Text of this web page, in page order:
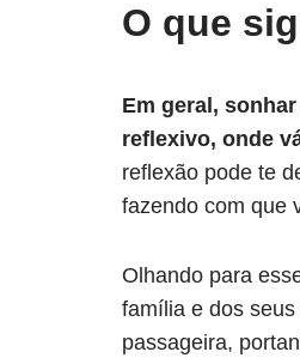
O que
Em geral,
reflexivo, onde
reflexão pode te
fazendo com que
Olhando para
família e dos
passageira,